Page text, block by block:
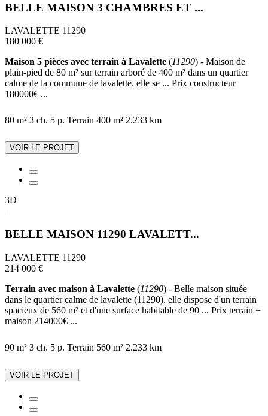
BELLE MAISON 3 CHAMBRES ET ...
LAVALETTE 11290
180 000 €
Maison 5 pièces avec terrain à Lavalette (11290) - Maison de
plain-pied de 80 m² sur terrain arboré de 400 m² dans un quartier
calme de la commune de lavalette. elle se ... Prix constructeur
180000€ ...
80 m² 3 ch. 5 p. Terrain 400 m² 2.233 km
VOIR LE PROJET
3D
BELLE MAISON 11290 LAVALETT...
LAVALETTE 11290
214 000 €
Terrain avec maison à Lavalette (11290) - Belle maison située
dans le quartier calme de lavalette (11290). elle dispose d'un terrain
spacieux de 560 m² et d'une surface habitable de 90 ... Prix terrain +
maison 214000€ ...
90 m² 3 ch. 5 p. Terrain 560 m² 2.233 km
VOIR LE PROJET